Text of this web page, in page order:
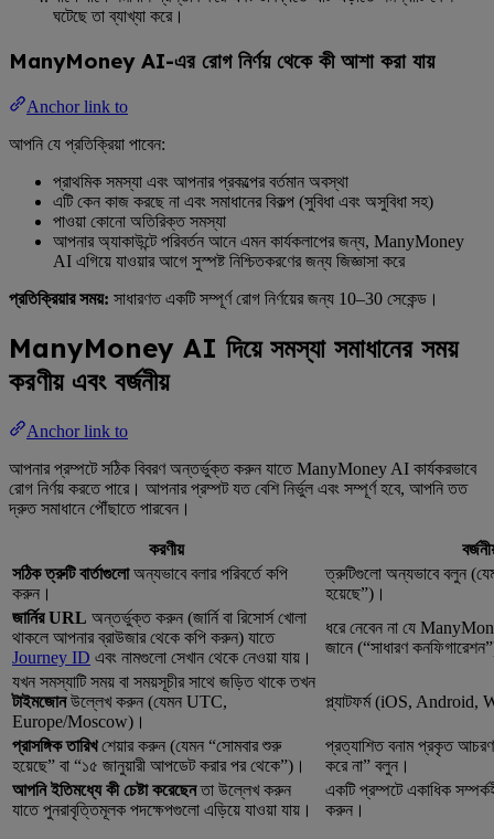
ঘটেছে তা ব্যাখ্যা করে।
ManyMoney AI-এর রোগ নির্ণয় থেকে কী আশা করা যায়
Anchor link to
আপনি যে প্রতিক্রিয়া পাবেন:
প্রাথমিক সমস্যা এবং আপনার প্রকল্পের বর্তমান অবস্থা
এটি কেন কাজ করছে না এবং সমাধানের বিকল্প (সুবিধা এবং অসুবিধা সহ)
পাওয়া কোনো অতিরিক্ত সমস্যা
আপনার অ্যাকাউন্টে পরিবর্তন আনে এমন কার্যকলাপের জন্য, ManyMoney
AI এগিয়ে যাওয়ার আগে সুস্পষ্ট নিশ্চিতকরণের জন্য জিজ্ঞাসা করে
প্রতিক্রিয়ার সময়: সাধারণত একটি সম্পূর্ণ রোগ নির্ণয়ের জন্য 10–30 সেকেন্ড।
ManyMoney AI দিয়ে সমস্যা সমাধানের সময়
করণীয় এবং বর্জনীয়
Anchor link to
আপনার প্রম্পটে সঠিক বিবরণ অন্তর্ভুক্ত করুন যাতে ManyMoney AI কার্যকরভাবে
রোগ নির্ণয় করতে পারে। আপনার প্রম্পট যত বেশি নির্ভুল এবং সম্পূর্ণ হবে, আপনি তত
দ্রুত সমাধানে পৌঁছাতে পারবেন।
করণীয়
সঠিক ত্রুটি বার্তাগুলোঅন্যভাবে বলার পরিবর্তে কপি
করুন।
ত্রুটিগুলো অন্যভাবে বলুন
হয়েছে”)।
জার্নির URL অন্তর্ভুক্ত করুন (জার্নি বা রিসোর্স খোলা
থাকলে আপনার ব্রাউজার থেকে কপি করুন) যাতে
Journey ID এবং নামগুলো সেখান থেকে নেওয়া যায়।
ধরে নেবেন না যে
জানে (“সাধারণ
যখন সমস্যাটি সময় বা সময়সূচীর সাথে জড়িত থাকে তখন
টাইমজোনউল্লেখ করুন (যেমন UTC,
Europe/Moscow)।
প্ল্যাটফর্ম (iOS, Android,
প্রাসঙ্গিক তারিখশেয়ার করুন (যেমন “সোমবার শুরু
হয়েছে” বা “১৫ জানুয়ারী আপডেট করার পর থেকে”)।
প্রত্যাশিত বনাম প্রকৃত আচরণ
করে না” বলুন।
আপনি ইতিমধ্যে কী চেষ্টা করেছেনতা উল্লেখ করুন
যাতে পুনরাবৃত্তিমূলক পদক্ষেপগুলো এড়িয়ে যাওয়া যায়।
একটি প্রম্পটে একাধিক
করুন।